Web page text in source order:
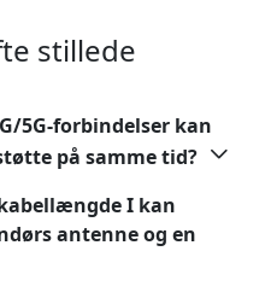
stillede
5G-forbindelser kan
på samme tid?
I kan
antenne og en